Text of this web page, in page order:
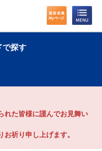
で探す
れた皆様に謹んでお見舞い
祈り申し上げます。